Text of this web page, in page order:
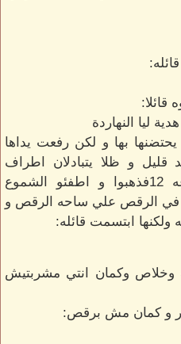
قائلا:
ليا النهاردة
بها و لكن رفعت يداها
قليل و ظلا يتبادلان اطراف
الحديث الي ان جاءت الساعه 12فذهبوا و اطفئو الشموع
في الرقص علي ساحه الرقص و
ابتسمت قائله:
وكمان انتي مشربتيش
و كمان مش برقص: